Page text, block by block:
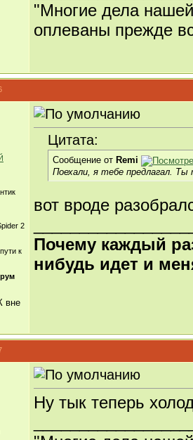
"Многие дела
оплеваны прежде
2
Цитата:
Сообщение от Remi
Поехали, я тебе предлагал.
вот вроде
Почему каждый
нибудь идет и
Ну тык теперь